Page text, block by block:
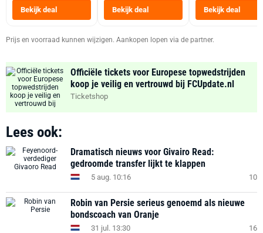
Bekijk deal Bekijk deal
Heteluchtfriteuse
Zwart
Bekijk deal
Prijs en voorraad kunnen wijzigen. Aankopen lopen via de partner.
Officiële tickets voor Europese topwedstrijden
koop je veilig en vertrouwd bij FCUpdate.nl
Ticketshop
Lees ook:
Dramatisch nieuws voor Givairo Read:
gedroomde transfer lijkt te klappen
5 aug. 10:16 10
Robin van Persie serieus genoemd als nieuwe
bondscoach van Oranje
31 jul. 13:30 16